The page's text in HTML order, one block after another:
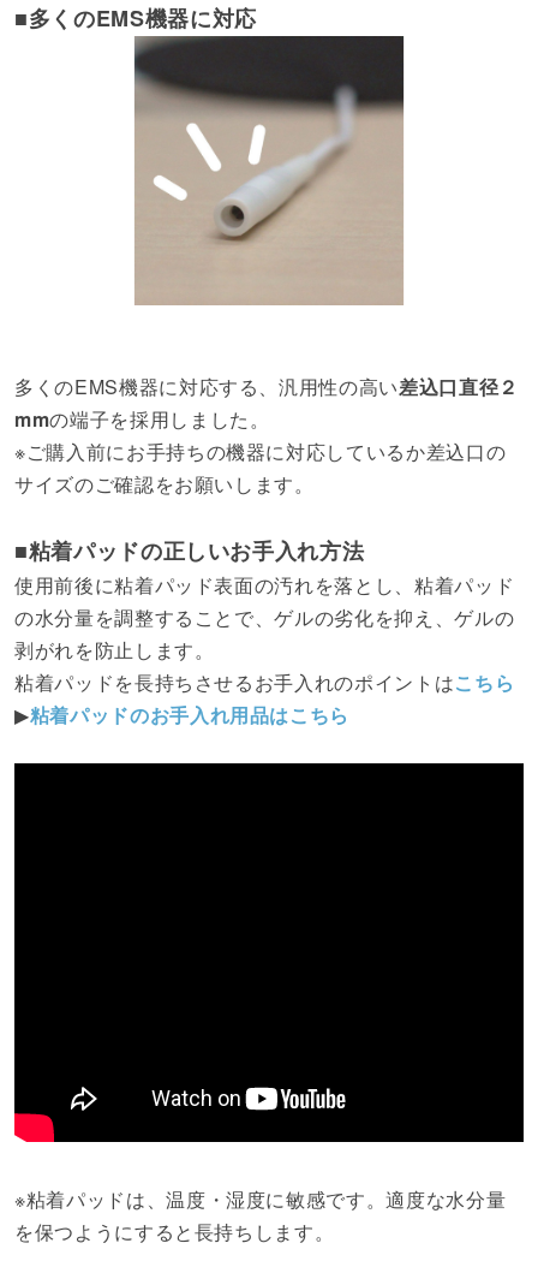
■多くのEMS機器に対応
多くのEMS機器に対応する、汎用性の高い差込口直径２
mmの端子を採用しました。
※ご購入前にお手持ちの機器に対応しているか差込口の
サイズのご確認をお願いします。
■粘着パッドの正しいお手入れ方法
使用前後に粘着パッド表面の汚れを落とし、粘着パッド
の水分量を調整することで、ゲルの劣化を抑え、ゲルの
剥がれを防止します。
粘着パッドを長持ちさせるお手入れのポイントはこちら
▶粘着パッドのお手入れ用品はこちら
※粘着パッドは、温度・湿度に敏感です。適度な水分量
を保つようにすると長持ちします。